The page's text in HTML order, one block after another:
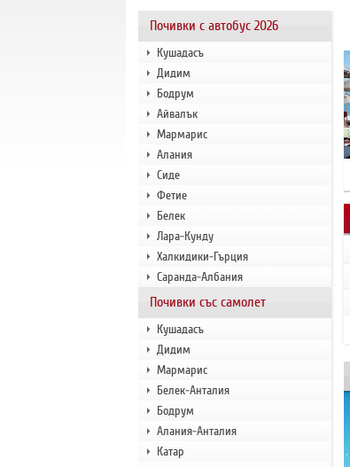
Почивки с автобус 2026
Кушадасъ
Дидим
Бодрум
Айвалък
Мармарис
Алания
Сиде
Фетие
Белек
Лара-Кунду
Халкидики-Гърция
Саранда-Албания
Почивки със самолет
Кушадасъ
Дидим
Мармарис
Белек-Анталия
Бодрум
Алания-Анталия
Катар